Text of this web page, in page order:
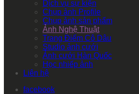
Dịch vụ sự kiện
Chụp ảnh Profile
Chụp ảnh sản phẩm
Ảnh Nghệ Thuật
Trang Điểm Cô Dâu
Studio ảnh cưới
Ảnh cưới Hàn Quốc
Học nhiếp ảnh
Liên hệ
facebook